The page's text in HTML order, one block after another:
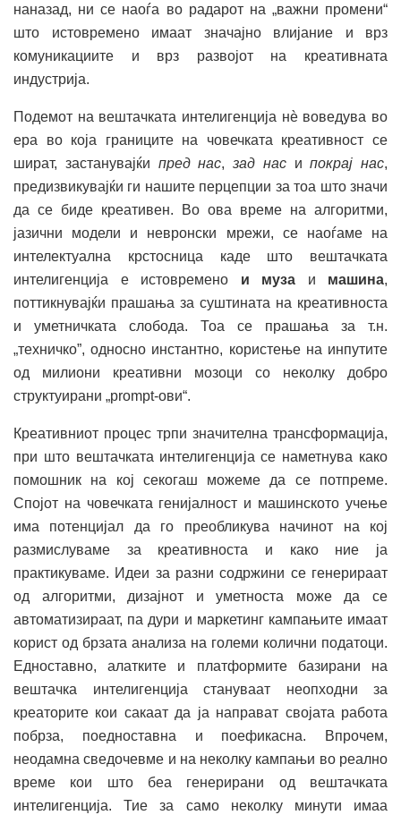
наназад, ни се наоѓа во радарот на „важни промени“
што истовремено имаат значајно влијание и врз
комуникациите и врз развојот на креативната
индустрија.
Подемот на вештачката интелигенција нѐ воведува во
ера во која границите на човечката креативност се
шират, застанувајќи пред нас, зад насипокрај нас,
предизвикувајќи ги нашите перцепции за тоа што значи
да се биде креативен. Во ова време на алгоритми,
јазични модели и невронски мрежи, се наоѓаме на
интелектуална крстосница каде што вештачката
интелигенција е истовремено и муза и машина,
поттикнувајќи прашања за суштината на креативноста
и уметничката слобода. Тоа се прашања за т.н.
„техничко”, односно инстантно, користење на инпутите
од милиони креативни мозоци со неколку добро
структуирани „prompt-ови“.
Креативниот процес трпи значителна трансформација,
при што вештачката интелигенција се наметнува како
помошник на кој секогаш можеме да се потпреме.
Спојот на човечката генијалност и машинското учење
има потенцијал да го преобликува начинот на кој
размислуваме за креативноста и како ние ја
практикуваме. Идеи за разни содржини се генерираат
од алгоритми, дизајнот и уметноста може да се
автоматизираат, па дури и маркетинг кампањите имаат
корист од брзата анализа на големи колични податоци.
Едноставно, алатките и платформите базирани на
вештачка интелигенција стануваат неопходни за
креаторите кои сакаат да ја направат својата работа
побрза, поедноставна и поефикасна. Впрочем,
неодамна сведочевме и на неколку кампањи во реално
време кои што беа генерирани од вештачката
интелигенција. Тие за само неколку минути имаа